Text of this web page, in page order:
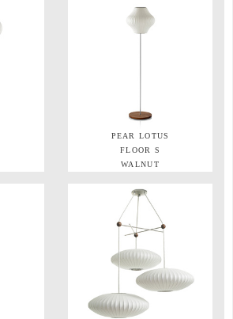
PEAR LOTUS
FLOOR S
WALNUT